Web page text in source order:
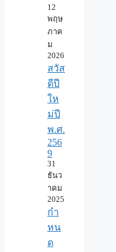
12
พฤษ
ภาค
ม
2026
สวัส
ดีปี
ให
ม่ปี
พ.ศ.
256
9
31
ธันว
าคม
2025
กำ
หน
ด